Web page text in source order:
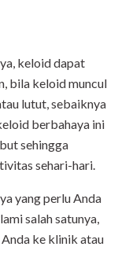
keloid dapat
bila keloid muncul
lutut, sebaiknya
berbahaya ini
sehingga
sehari-hari.
yang perlu Anda
salah satunya,
ke klinik atau